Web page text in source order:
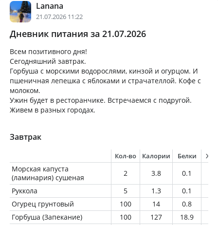
Lanana
21.07.2026 11:22
Дневник питания за 21.07.2026
Всем позитивного дня!
Сегодняшний завтрак.
Горбуша с морскими водорослями, кинзой и огурцом. И
пшеничная лепешка с яблоками и страчателлой. Кофе с
молоком.
Ужин будет в ресторанчике. Встречаемся с подругой.
Живем в разных городах.
Завтрак
Кол-во Калории Белки
Морская капуста
(ламинария) сушеная
2 3.8 0.1
Руккола
5 1.3 0.1
Огурец грунтовый
100 14 0.8
Горбуша (Запекание)
100 127 18.9